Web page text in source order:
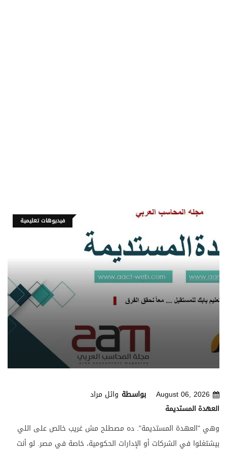
فيديوهات تعليمية
بواسطة وائل مراد August 06, 2026
العهدة المستديمة
وهي "العهدة المستديمة". ده مصطلح مش غريب خالص على اللي
بيشتغلوا في الشركات أو الإدارات الحكومية، خاصة في مصر. لو أنت